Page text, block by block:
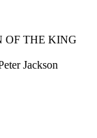
OF THE KING
Jackson